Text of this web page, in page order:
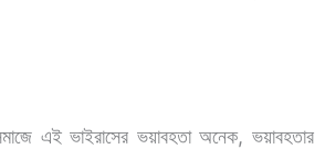
এই ভাইরাসের ভয়াবহতা অনেক, ভয়াবহতার